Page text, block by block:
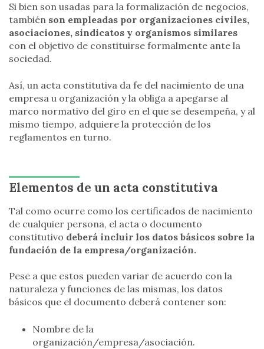
Si bien son usadas para la formalización de negocios,
también son empleadas por organizaciones civiles,
asociaciones, sindicatos y organismos similares
con el objetivo de constituirse formalmente ante la
sociedad.
Así, un acta constitutiva da fe del nacimiento de una
empresa u organización y la obliga a apegarse al
marco normativo del giro en el que se desempeña, y al
mismo tiempo, adquiere la protección de los
reglamentos en turno.
Elementos de un acta constitutiva
Tal como ocurre como los certificados de nacimiento
de cualquier persona, el acta o documento
constitutivo deberá incluir los datos básicos sobre la
fundación de la empresa/organización.
Pese a que estos pueden variar de acuerdo con la
naturaleza y funciones de las mismas, los datos
básicos que el documento deberá contener son:
Nombre de la
organización/empresa/asociación.